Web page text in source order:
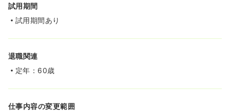
試用期間
試用期間あり
退職関連
定年：60歳
仕事内容の変更範囲